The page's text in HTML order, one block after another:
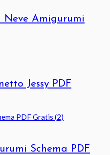
Amigurumi
Jessy PDF
Schema PDF